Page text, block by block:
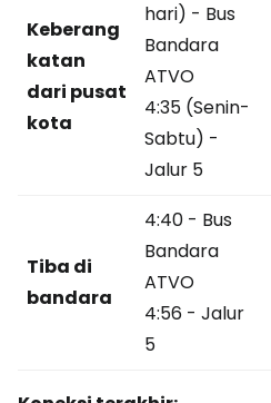
Keberang
katan
dari pusat
kota
hari) - Bus
Bandara
ATVO
4:35 (Senin-
Sabtu) -
Jalur 5
Tiba di
bandara
4:40 - Bus
Bandara
ATVO
4:56 - Jalur
5